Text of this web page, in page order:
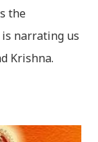
the
narrating us
Krishna.
we will be